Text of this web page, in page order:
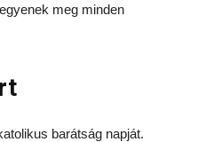
meg minden
barátság napját.